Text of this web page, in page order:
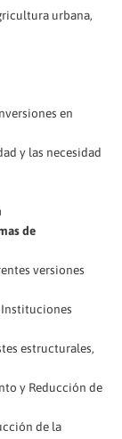
urbana,
en
y las necesidad
de
versiones
estructurales,
y Reducción de
de la